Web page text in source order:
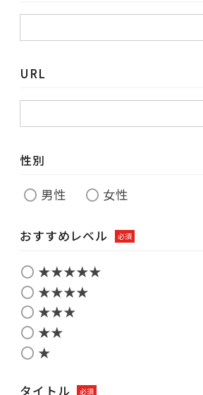
URL
性別
男性 女性
おすすめレベル 必須
★★★★★
★★★★
★★★
★★
★
タイトル 必須